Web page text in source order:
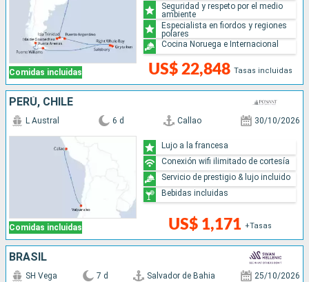
Comidas incluidas US$ 22,848 Tasas incluidas
Seguridad y respeto por el medio
ambiente
Especialista en fiordos y regiones
polares
Cocina Noruega e Internacional
PERÚ, CHILE
Comidas incluidas
L Austral 6 d Callao 30/10/2026
US$ 1,171 +Tasas
Lujo a la francesa
Conexión wifi ilimitado de cortesía
Servicio de prestigio & lujo incluido
Bebidas incluidas
BRASIL
SH Vega 7 d Salvador de Bahia 25/10/2026